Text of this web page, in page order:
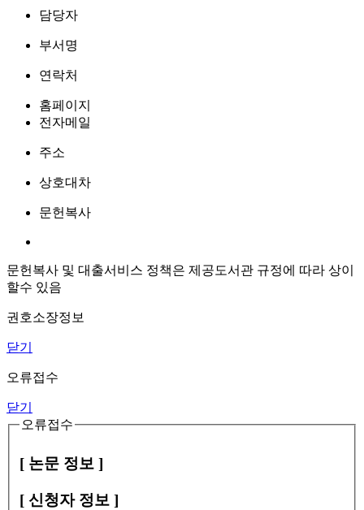
담당자
부서명
연락처
홈페이지
전자메일
주소
상호대차
문헌복사
문헌복사 및 대출서비스 정책은 제공도서관 규정에 따라 상이
할수 있음
권호소장정보
닫기
오류접수
닫기
오류접수
[ 논문 정보 ]
[ 신청자 정보 ]